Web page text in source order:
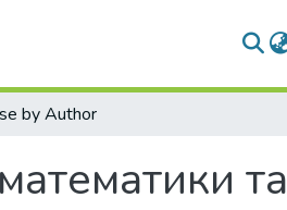
by Author
та